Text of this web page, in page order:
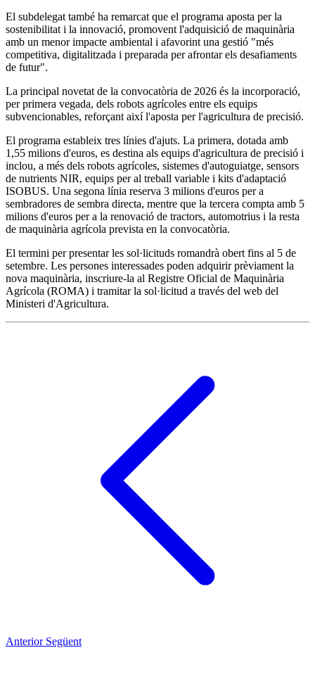
El subdelegat també ha remarcat que el programa aposta per la
sostenibilitat i la innovació, promovent l'adquisició de maquinària
amb un menor impacte ambiental i afavorint una gestió "més
competitiva, digitalitzada i preparada per afrontar els desafiaments
de futur".
La principal novetat de la convocatòria de 2026 és la incorporació,
per primera vegada, dels robots agrícoles entre els equips
subvencionables, reforçant així l'aposta per l'agricultura de precisió.
El programa estableix tres línies d'ajuts. La primera, dotada amb
1,55 milions d'euros, es destina als equips d'agricultura de precisió i
inclou, a més dels robots agrícoles, sistemes d'autoguiatge, sensors
de nutrients NIR, equips per al treball variable i kits d'adaptació
ISOBUS. Una segona línia reserva 3 milions d'euros per a
sembradores de sembra directa, mentre que la tercera compta amb 5
milions d'euros per a la renovació de tractors, automotrius i la resta
de maquinària agrícola prevista en la convocatòria.
El termini per presentar les sol·licituds romandrà obert fins al 5 de
setembre. Les persones interessades poden adquirir prèviament la
nova maquinària, inscriure-la al Registre Oficial de Maquinària
Agrícola (ROMA) i tramitar la sol·licitud a través del web del
Ministeri d'Agricultura.
Anterior Següent